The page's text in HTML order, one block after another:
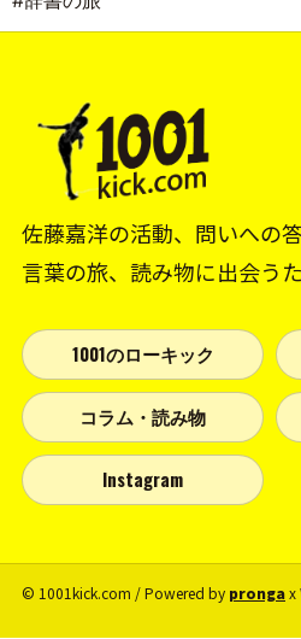
佐藤嘉洋の活動、問いへの
言葉の旅、読み物に出会う
1001のローキック
コラム・読み物
Instagram
© 1001kick.com / Powered by prongax